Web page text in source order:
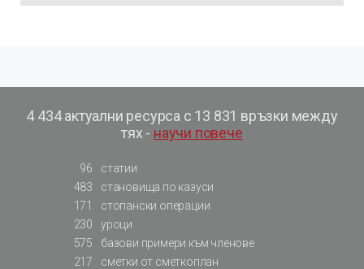
4 434 актуални ресурса с 13 831 връзки между
тях - научи повече
96
статии
483
становища по казуси
171
стопански операции
230
уроци
575
базови примери към членове
217
сметки от сметкоплан